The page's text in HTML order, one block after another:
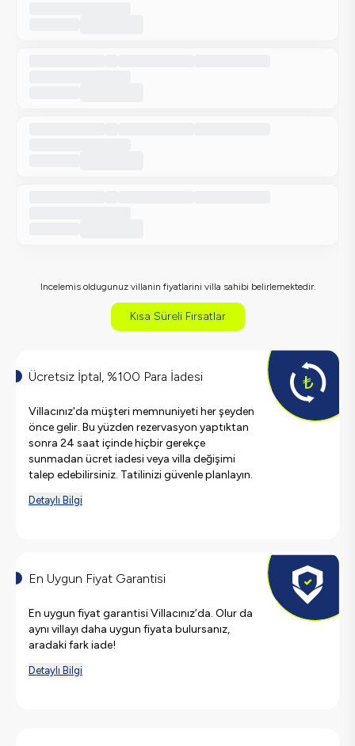
Incelemis oldugunuz villanin fiyatlarini villa sahibi belirlemektedir.
Kısa Süreli Fırsatlar
Ücretsiz İptal, %100 Para İadesi
Villacınız'da müşteri memnuniyeti her şeyden
önce gelir. Bu yüzden rezervasyon yaptıktan
sonra 24 saat içinde hiçbir gerekçe
sunmadan ücret iadesi veya villa değişimi
talep edebilirsiniz. Tatilinizi güvenle planlayın.
Detaylı Bilgi
En Uygun Fiyat Garantisi
En uygun fiyat garantisi Villacınız’da. Olur da
aynı villayı daha uygun fiyata bulursanız,
aradaki fark iade!
Detaylı Bilgi